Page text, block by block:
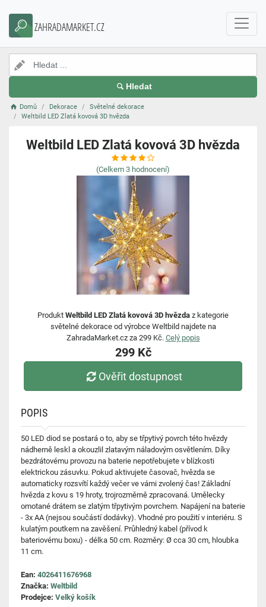
ZAHRADAMARKET.CZ
Hledat
Domů Dekorace
Světelné dekorace
Weltbild LED Zlatá kovová 3D hvězda
Weltbild LED Zlatá kovová 3D hvězda
(Celkem 3 hodnocení)
Produkt Weltbild LED Zlatá kovová 3D hvězda z kategorie
světelné dekorace od výrobce Weltbild najdete na
ZahradaMarket.cz za 299 Kč. Celý popis
299 Kč
Ověřit dostupnost
POPIS
50 LED diod se postará o to, aby se třpytivý povrch této hvězdy
nádherně leskl a okouzlil zlatavým náladovým osvětlením. Díky
bezdrátovému provozu na baterie nepotřebujete v blízkosti
elektrickou zásuvku. Pokud aktivujete časovač, hvězda se
automaticky rozsvítí každý večer ve vámi zvolený čas! Základní
hvězda z kovu s 19 hroty, trojrozměrně zpracovaná. Umělecky
omotané drátem se zlatým třpytivým povrchem. Napájení na baterie
- 3x AA (nejsou součástí dodávky). Vhodné pro použití v interiéru. S
kulatým poutkem na zavěšení. Průhledný kabel (přívod k
bateriovému boxu) - délka 50 cm. Rozměry: Ø cca 30 cm, hloubka
11 cm.
Ean: 4026411676968
Značka: Weltbild
Prodejce: Velký košík